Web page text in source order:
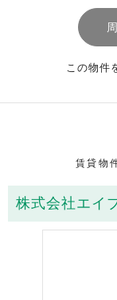
この物件
賃貸物
株式会社エイ